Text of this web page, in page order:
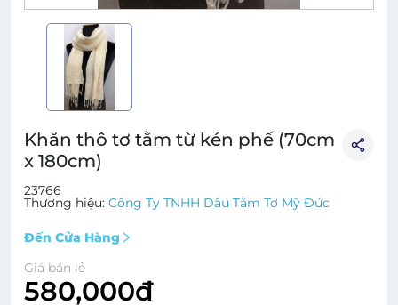
Khăn thô tơ tằm từ kén phế (70cm
x 180cm)
23766
Thương hiệu: Công Ty TNHH Dâu Tằm Tơ Mỹ Đức
Đến Cửa Hàng
Giá bán lẻ
580,000đ